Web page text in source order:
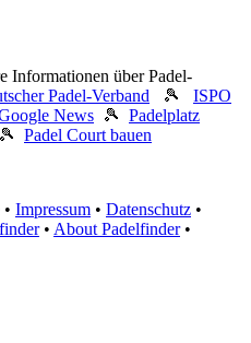
Informationen über Padel-
Padel-Verband 🎾 ISPO
News 🎾 Padelplatz
Padel Court bauen
Impressum • Datenschutz •
• About Padelfinder•